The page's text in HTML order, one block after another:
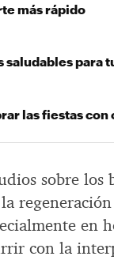
sobre los
en
con la
más rápido
saludables para
las fiestas con